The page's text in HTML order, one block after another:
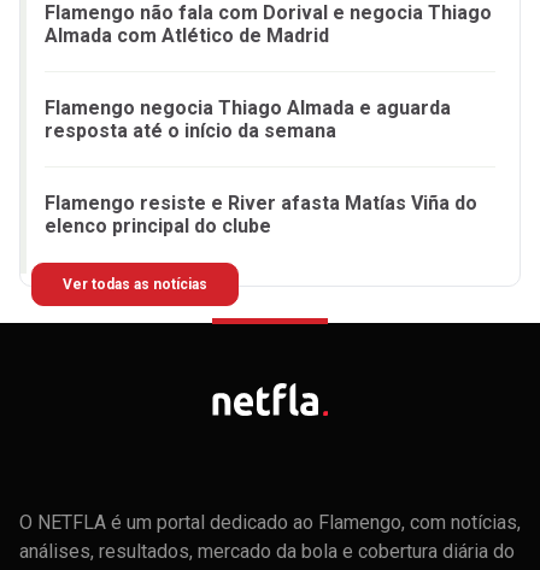
Flamengo não fala com Dorival e negocia Thiago
Almada com Atlético de Madrid
Flamengo negocia Thiago Almada e aguarda
resposta até o início da semana
Flamengo resiste e River afasta Matías Viña do
elenco principal do clube
Ver todas as notícias
O NETFLA é um portal dedicado ao Flamengo, com notícias,
análises, resultados, mercado da bola e cobertura diária do